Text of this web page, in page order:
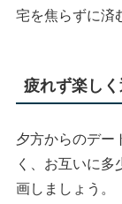
宅を焦らずに済
疲れず楽し
夕方からのデー
く、お互いに
画しましょう。